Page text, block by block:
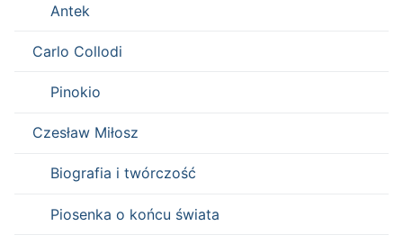
Antek
Carlo Collodi
Pinokio
Czesław Miłosz
Biografia i twórczość
Piosenka o końcu świata